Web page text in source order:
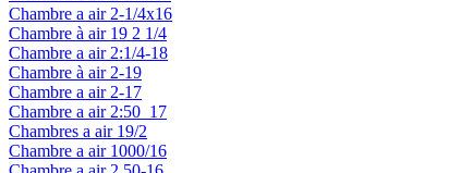
Chambre a air 2-1/4x16
Chambre à air 19 2 1/4
Chambre a air 2:1/4-18
Chambre à air 2-19
Chambre a air 2-17
Chambre a air 2:50_17
Chambres a air 19/2
Chambre a air 1000/16